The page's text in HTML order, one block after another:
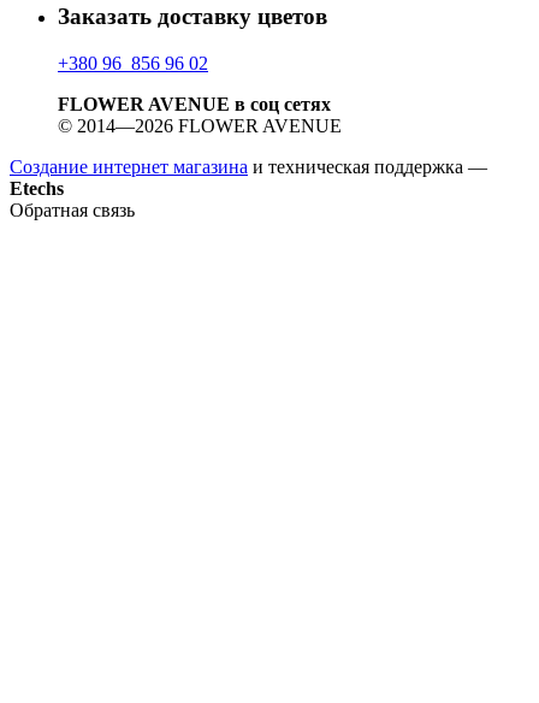
Заказать доставку цветов
+380 96 856 96 02
FLOWER AVENUE в соц сетях
© 2014—2026 FLOWER AVENUE
Создание интернет магазина и техническая поддержка —
Etechs
Обратная связь